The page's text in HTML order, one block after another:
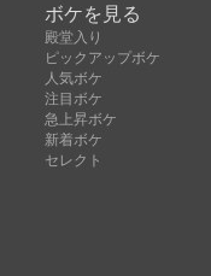
ボケを見る
殿堂入り
ピックアップボケ
人気ボケ
注目ボケ
急上昇ボケ
新着ボケ
セレクト